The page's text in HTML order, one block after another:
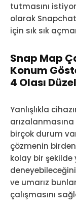
tutmasını
olarak
için sık sık
Snap Map
Konum
4 Olası
Yanlışlıkla
birçok durum
çözmenin
kolay bir şekilde
ve umarız
çalışmasını